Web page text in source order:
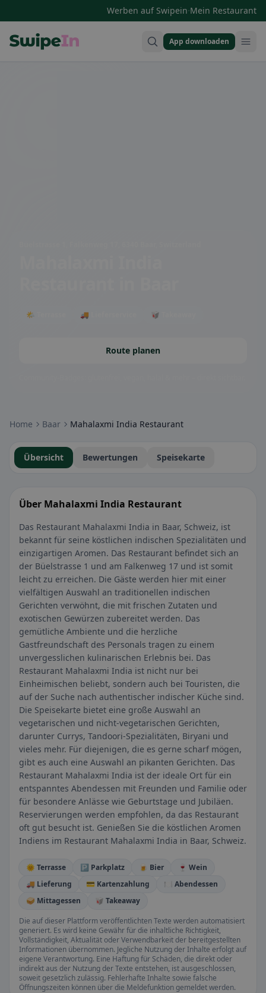
Werben auf Swipein·Mein Restaurant
App downloaden
🌤 Terrasse 🚚 Lieferservice 🥡 Takeaway
Route planen
Home Baar Mahalaxmi India Restaurant
Übersicht Bewertungen Speisekarte
Über Mahalaxmi India Restaurant
Das Restaurant Mahalaxmi India in Baar, Schweiz, ist
bekannt für seine köstlichen indischen Spezialitäten und
einzigartigen Aromen. Das Restaurant befindet sich an
der Büelstrasse 1 und am Falkenweg 17 und ist somit
leicht zu erreichen. Die Gäste werden hier mit einer
vielfältigen Auswahl an traditionellen indischen
Gerichten verwöhnt, die mit frischen Zutaten und
exotischen Gewürzen zubereitet werden. Das
gemütliche Ambiente und die herzliche
Gastfreundschaft des Personals tragen zu einem
unvergesslichen kulinarischen Erlebnis bei. Das
Restaurant Mahalaxmi India ist nicht nur bei
Einheimischen beliebt, sondern auch bei Touristen, die
auf der Suche nach authentischer indischer Küche sind.
Die Speisekarte bietet eine große Auswahl an
vegetarischen und nicht-vegetarischen Gerichten,
darunter Currys, Tandoori-Spezialitäten, Biryani und
vieles mehr. Für diejenigen, die es gerne scharf mögen,
gibt es auch eine Auswahl an pikanten Gerichten. Das
Restaurant Mahalaxmi India ist der ideale Ort für ein
entspanntes Abendessen mit Freunden und Familie oder
für besondere Anlässe wie Geburtstage und Jubiläen.
Reservierungen werden empfohlen, da das Restaurant
oft gut besucht ist. Genießen Sie die köstlichen Aromen
Indiens im Restaurant Mahalaxmi India in Baar, Schweiz.
🌞 Terrasse 🅿️ Parkplatz 🍺 Bier
🍷 Wein
🚚 Lieferung
💳 Kartenzahlung
🍽️ Abendessen
🥪 Mittagessen
🥡 Takeaway
Die auf dieser Plattform veröffentlichten Texte werden automatisiert
generiert. Es wird keine Gewähr für die inhaltliche Richtigkeit,
Vollständigkeit, Aktualität oder Verwendbarkeit der bereitgestellten
Informationen übernommen. Jegliche Nutzung der Inhalte erfolgt auf
eigene Verantwortung. Eine Haftung für Schäden, die direkt oder
indirekt aus der Nutzung der Texte entstehen, ist ausgeschlossen,
soweit gesetzlich zulässig. Fehlerhafte Inhalte sowie falsche
Öffnungszeiten können über die Meldefunktion gemeldet werden.